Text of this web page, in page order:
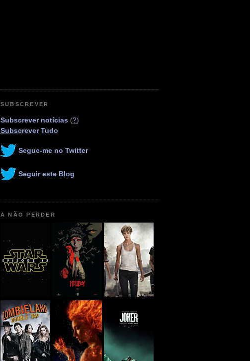
SUBSCREVER
Subscrever notícias (?)
Subscrever Tudo
Segue-me no Twitter
Seguir este Blog
A NÃO PERDER